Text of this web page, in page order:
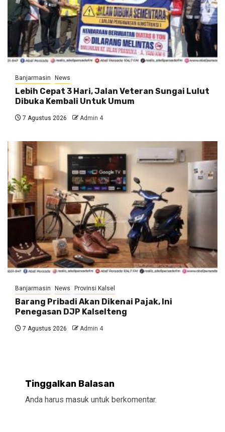
Banjarmasin News
Lebih Cepat 3 Hari, Jalan Veteran Sungai Lulut
Dibuka Kembali Untuk Umum
7 Agustus 2026 Admin 4
Banjarmasin News Provinsi Kalsel
Barang Pribadi Akan Dikenai Pajak, Ini
Penegasan DJP Kalselteng
7 Agustus 2026 Admin 4
Tinggalkan Balasan
Anda harus masuk untuk berkomentar.